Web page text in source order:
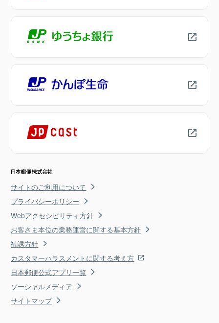
サイトのご利用について
プライバシーポリシー
Webアクセシビリティ方針
お客さま本位の業務運営に関する基本方針
勧誘方針
カスタマーハラスメントに関する考え方
日本郵便公式アプリ一覧
ソーシャルメディア
サイトマップ